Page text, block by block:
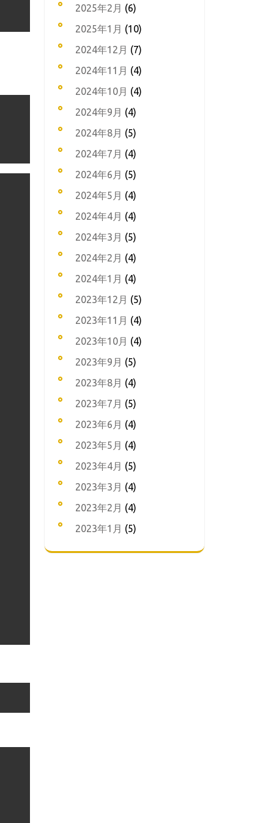
2025年2月 (6)
2025年1月 (10)
2024年12月 (7)
2024年11月 (4)
2024年10月 (4)
2024年9月 (4)
2024年8月 (5)
2024年7月 (4)
2024年6月 (5)
2024年5月 (4)
2024年4月 (4)
2024年3月 (5)
2024年2月 (4)
2024年1月 (4)
2023年12月 (5)
2023年11月 (4)
2023年10月 (4)
2023年9月 (5)
2023年8月 (4)
2023年7月 (5)
2023年6月 (4)
2023年5月 (4)
2023年4月 (5)
2023年3月 (4)
2023年2月 (4)
2023年1月 (5)